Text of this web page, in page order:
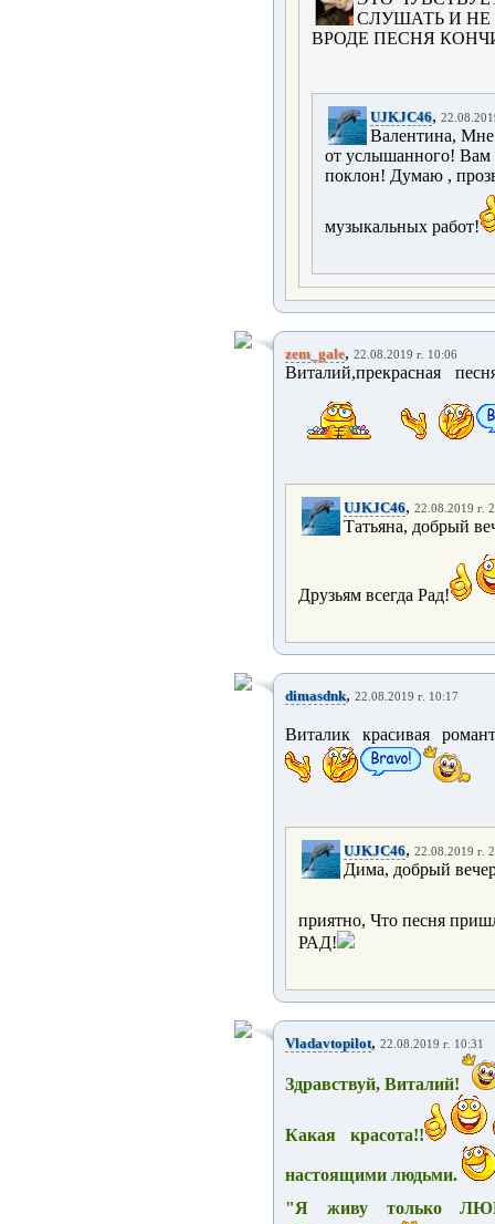
СЛУШАТЬ И НЕ
ВРОДЕ ПЕСНЯ
UJKJC46,
Валентина, Мне
от услышанного! Вам
поклон! Думаю ,
музыкальных работ!
zem_gale, 22.08.2019 г. 10:06
Виталий,прекрасная
UJKJC46, 22.08.2019 г.
Татьяна, добрый
Друзьям всегда Рад!
dimasdnk, 22.08.2019 г. 10:17
Виталик красивая
UJKJC46, 22.08.2019 г.
Дима, добрый
приятно, Что песня
РАД!
Vladavtopilot, 22.08.2019 г. 10:31
Здравствуй, Виталий!
Какая красота!!
настоящими людьми.
"Я живу только